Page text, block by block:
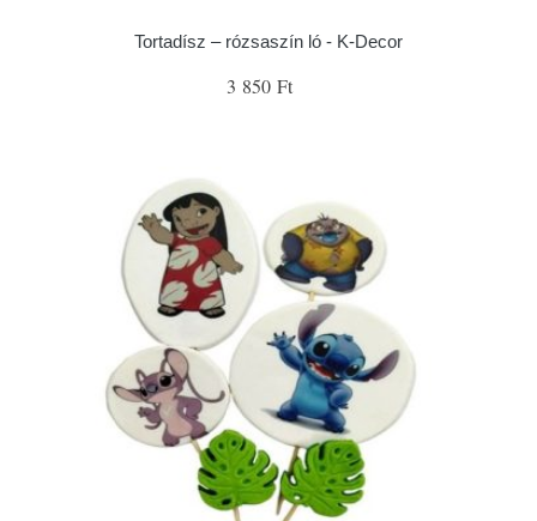
Tortadísz – rózsaszín ló - K-Decor
3 850 Ft